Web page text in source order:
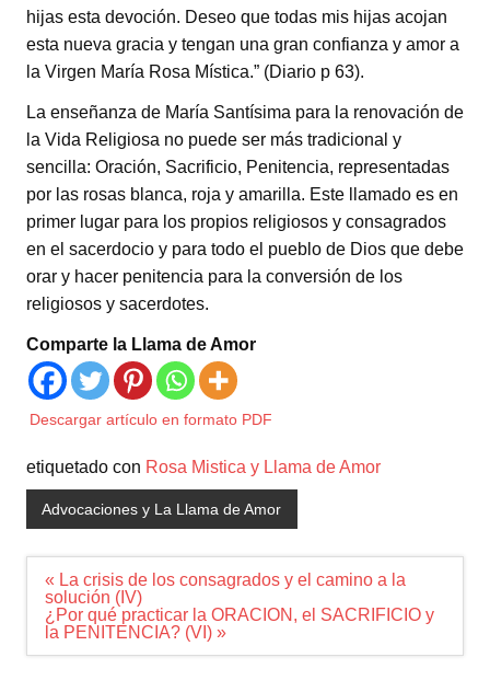
hijas esta devoción. Deseo que todas mis hijas acojan
esta nueva gracia y tengan una gran confianza y amor a
la Virgen María Rosa Mística.” (Diario p 63).
La enseñanza de María Santísima para la renovación de
la Vida Religiosa no puede ser más tradicional y
sencilla: Oración, Sacrificio, Penitencia, representadas
por las rosas blanca, roja y amarilla. Este llamado es en
primer lugar para los propios religiosos y consagrados
en el sacerdocio y para todo el pueblo de Dios que debe
orar y hacer penitencia para la conversión de los
religiosos y sacerdotes.
Comparte la Llama de Amor
Descargar artículo en formato PDF
etiquetado con Rosa Mistica y Llama de Amor
Advocaciones y La Llama de Amor
Navegación
de
entradas
« La crisis de los consagrados y el camino a la
solución (IV)
¿Por qué practicar la ORACION, el SACRIFICIO y
la PENITENCIA? (VI) »